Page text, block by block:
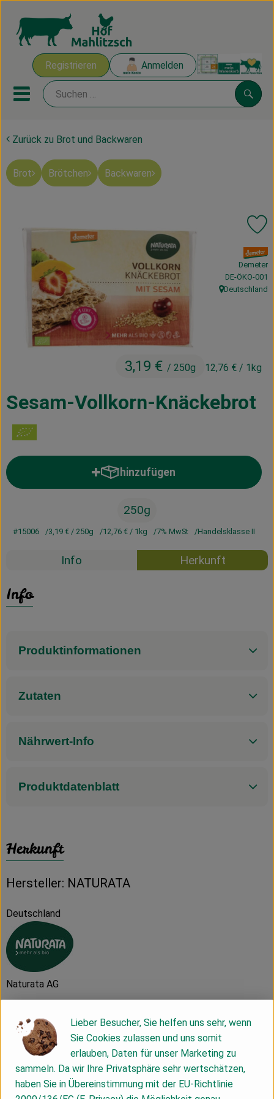
Registrieren Anmelden
Mobiles Menu öffnen oder
Ökokisten
Mahlitzscher Produkte
Ökokisten
Obst & Gemüse
Kühltheke
Vorratskammer
Getränke
Über uns
Lieferservice
Blog
Zurück zu Brot und Backwaren
Brot Brötchen Backwaren
Sesam-Vollkorn-Knäckebrot
3,19 € / 250g 12,76 € / 1kg
, Verband:
Demeter
,DE-ÖKO-001
, Herkunft:
Deutschland
hinzufügen
Produkt zum Warenkorb
250g
#15006 3,19 € / 250g 12,76 € / 1kg 7% MwSt Handelsklasse II
Info Herkunft
Info
Produktinformationen
Zutaten
Nährwert-Info
Produktdatenblatt
Herkunft
Hersteller: NATURATA
Deutschland
Naturata AG
Die NATURATA AG – „Wir leben Bio 4.0“
Als führender Anbieter von biologischen und bio-
dynamischen Lebensmitteln zeichnet sich die NATURATA AG
durch beste Qualität, Nachhaltigkeit und einzigartigen
Lieber Besucher, Sie helfen uns sehr, wenn
Sie Cookies zulassen und uns somit
erlauben, Daten für unser Marketing zu
sammeln. Da wir Ihre Privatsphäre sehr wertschätzen,
haben Sie in Übereinstimmung mit der EU-Richtlinie